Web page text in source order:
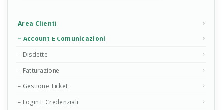
Area Clienti
– Account E Comunicazioni
– Disdette
– Fatturazione
– Gestione Ticket
– Login E Credenziali